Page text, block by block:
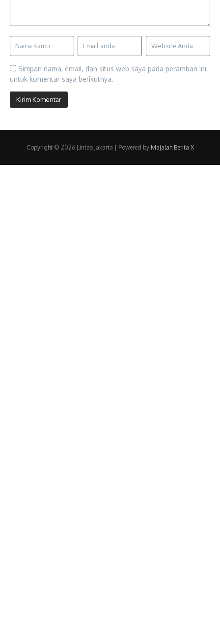
Simpan nama, email, dan situs web saya pada peramban ini
untuk komentar saya berikutnya.
Copyright © 2026 Lintas Jakarta | Powered by Majalah Berita X